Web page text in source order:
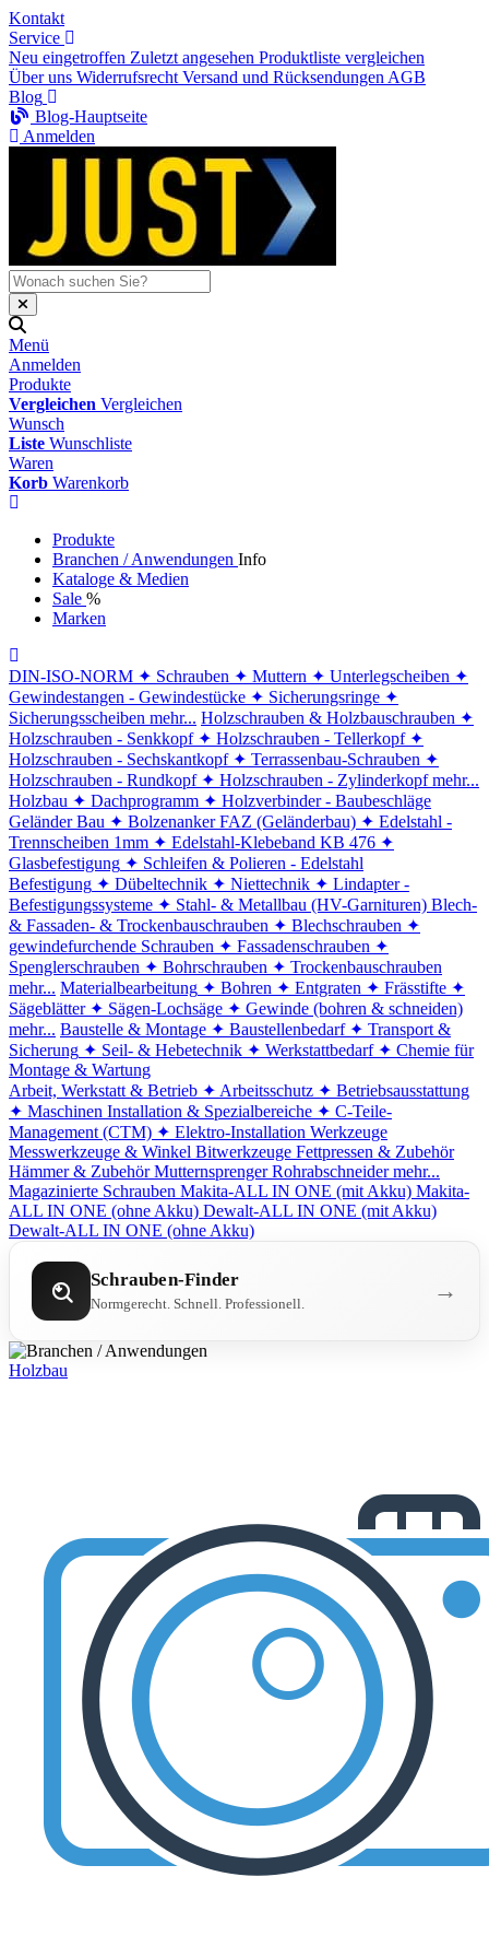
Kontakt
Service
Neu eingetroffen Zuletzt angesehen Produktliste vergleichen
Über uns Widerrufsrecht Versand und Rücksendungen AGB
Blog
Blog-Hauptseite
Anmelden
Menü
Anmelden
Produkte
Vergleichen Vergleichen
Wunsch
Liste Wunschliste
Waren
Korb Warenkorb
Produkte
Branchen / Anwendungen Info
Kataloge & Medien
Sale %
Marken
DIN-ISO-NORM ✦ Schrauben ✦ Muttern ✦ Unterlegscheiben ✦
Gewindestangen - Gewindestücke ✦ Sicherungsringe ✦
Sicherungsscheiben mehr... Holzschrauben & Holzbauschrauben ✦
Holzschrauben - Senkkopf ✦ Holzschrauben - Tellerkopf ✦
Holzschrauben - Sechskantkopf ✦ Terrassenbau-Schrauben ✦
Holzschrauben - Rundkopf ✦ Holzschrauben - Zylinderkopf mehr...
Holzbau ✦ Dachprogramm ✦ Holzverbinder - Baubeschläge
Geländer Bau ✦ Bolzenanker FAZ (Geländerbau) ✦ Edelstahl -
Trennscheiben 1mm ✦ Edelstahl-Klebeband KB 476 ✦
Glasbefestigung ✦ Schleifen & Polieren - Edelstahl
Befestigung ✦ Dübeltechnik ✦ Niettechnik ✦ Lindapter -
Befestigungssysteme ✦ Stahl- & Metallbau (HV-Garnituren) Blech-
& Fassaden- & Trockenbauschrauben ✦ Blechschrauben ✦
gewindefurchende Schrauben ✦ Fassadenschrauben ✦
Spenglerschrauben ✦ Bohrschrauben ✦ Trockenbauschrauben
mehr... Materialbearbeitung ✦ Bohren ✦ Entgraten ✦ Frässtifte ✦
Sägeblätter ✦ Sägen-Lochsäge ✦ Gewinde (bohren & schneiden)
mehr... Baustelle & Montage ✦ Baustellenbedarf ✦ Transport &
Sicherung ✦ Seil- & Hebetechnik ✦ Werkstattbedarf ✦ Chemie für
Montage & Wartung
Arbeit, Werkstatt & Betrieb ✦ Arbeitsschutz ✦ Betriebsausstattung
✦ Maschinen Installation & Spezialbereiche ✦ C-Teile-
Management (CTM) ✦ Elektro-Installation Werkzeuge
Messwerkzeuge & Winkel Bitwerkzeuge Fettpressen & Zubehör
Hämmer & Zubehör Mutternsprenger Rohrabschneider mehr...
Magazinierte Schrauben Makita-ALL IN ONE (mit Akku) Makita-
ALL IN ONE (ohne Akku) Dewalt-ALL IN ONE (mit Akku)
Dewalt-ALL IN ONE (ohne Akku)
Schrauben-Finder
Normgerecht. Schnell. Professionell. →
Holzbau